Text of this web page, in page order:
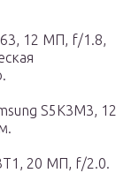
12 МП, f/1.8,
S5K3M3, 12
20 МП, f/2.0.